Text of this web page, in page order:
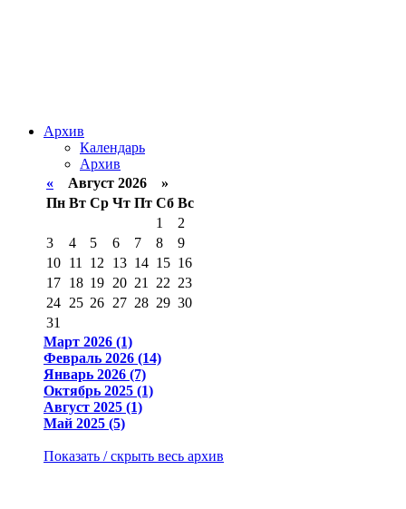
Архив
Календарь
Архив
« Август 2026 »
Пн Вт Ср Чт Пт Сб Вс
1
2
3
4 5 6 7 8
9
10 11 12 13 14 15 16
17 18 19 20 21 22 23
24 25 26 27 28 29 30
31
Март 2026 (1)
Февраль 2026 (14)
Январь 2026 (7)
Октябрь 2025 (1)
Август 2025 (1)
Май 2025 (5)
Показать / скрыть весь архив